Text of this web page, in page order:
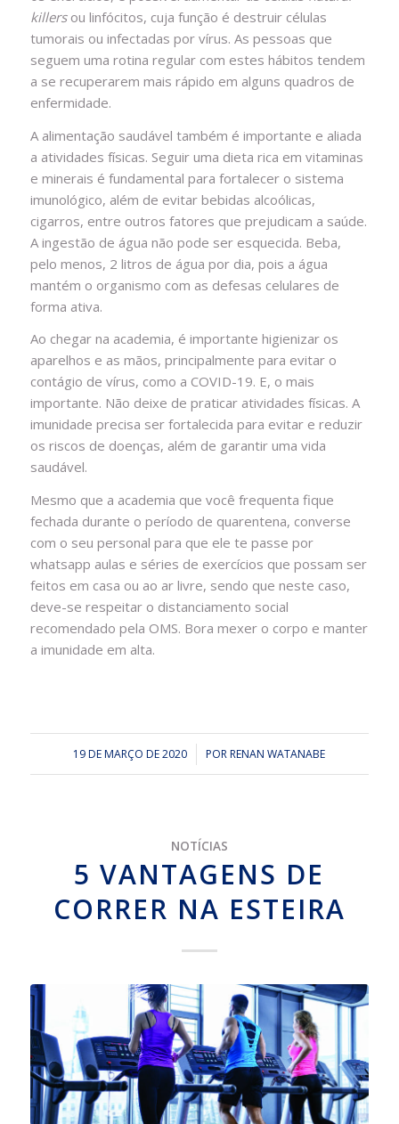
killers ou linfócitos, cuja função é destruir células
tumorais ou infectadas por vírus. As pessoas que
seguem uma rotina regular com estes hábitos tendem
a se recuperarem mais rápido em alguns quadros de
enfermidade.
A alimentação saudável também é importante e aliada
a atividades físicas. Seguir uma dieta rica em vitaminas
e minerais é fundamental para fortalecer o sistema
imunológico, além de evitar bebidas alcoólicas,
cigarros, entre outros fatores que prejudicam a saúde.
A ingestão de água não pode ser esquecida. Beba,
pelo menos, 2 litros de água por dia, pois a água
mantém o organismo com as defesas celulares de
forma ativa.
Ao chegar na academia, é importante higienizar os
aparelhos e as mãos, principalmente para evitar o
contágio de vírus, como a COVID-19. E, o mais
importante. Não deixe de praticar atividades físicas. A
imunidade precisa ser fortalecida para evitar e reduzir
os riscos de doenças, além de garantir uma vida
saudável.
Mesmo que a academia que você frequenta fique
fechada durante o período de quarentena, converse
com o seu personal para que ele te passe por
whatsapp aulas e séries de exercícios que possam ser
feitos em casa ou ao ar livre, sendo que neste caso,
deve-se respeitar o distanciamento social
recomendado pela OMS. Bora mexer o corpo e manter
a imunidade em alta.
19 DE MARÇO DE 2020
/ PORRENAN WATANABE
NOTÍCIAS
5 VANTAGENS DE
CORRER NA ESTEIRA